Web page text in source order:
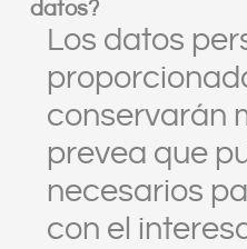
datos?
Los datos
conservarán
prevea que
necesarios
con el